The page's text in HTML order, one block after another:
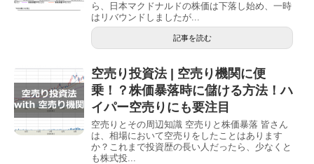
ら、日本マクドナルドの株価は下落し始め、一時
はリバウンドしましたが...
記事を読む
空売り投資法 | 空売り機関に便
乗！？株価暴落時に儲ける方法！ハ
イパー空売りにも要注目
空売りとその周辺知識 空売りと株価暴落 皆さん
は、相場において空売りをしたことはあります
か？これまで投資歴の長い人だったら、少なくと
も株式投...